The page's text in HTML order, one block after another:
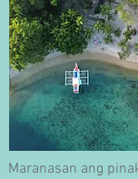
Maranasan ang